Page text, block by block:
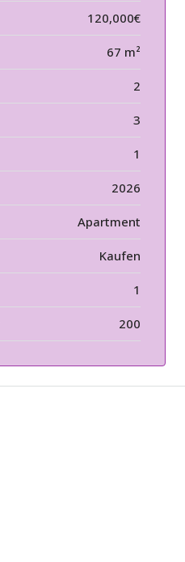
120,000€
67 m²
2
3
1
2026
Apartment
Kaufen
1
200